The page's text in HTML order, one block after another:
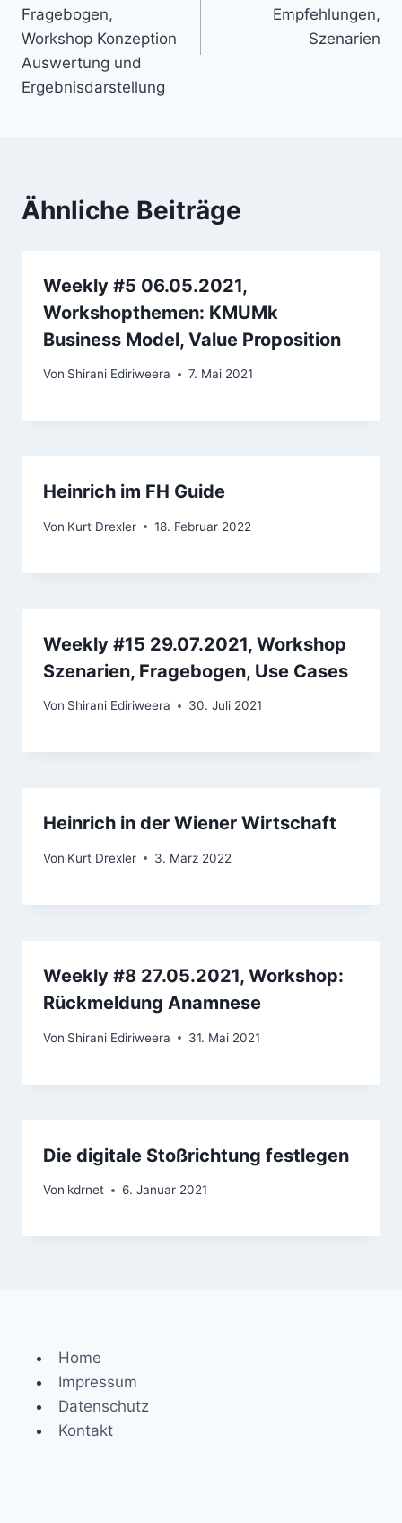
Fragebogen,
Workshop Konzeption
Auswertung und
Ergebnisdarstellung
Empfehlungen,
Szenarien
Ähnliche Beiträge
Weekly #5 06.05.2021,
Workshopthemen: KMUMk
Business Model, Value Proposition
Von Shirani Ediriweera 7. Mai 2021
Heinrich im FH Guide
Von Kurt Drexler 18. Februar 2022
Weekly #15 29.07.2021, Workshop
Szenarien, Fragebogen, Use Cases
Von Shirani Ediriweera 30. Juli 2021
Heinrich in der Wiener Wirtschaft
Von Kurt Drexler 3. März 2022
Weekly #8 27.05.2021, Workshop:
Rückmeldung Anamnese
Von Shirani Ediriweera 31. Mai 2021
Die digitale Stoßrichtung festlegen
Von kdrnet 6. Januar 2021
Home
Impressum
Datenschutz
Kontakt